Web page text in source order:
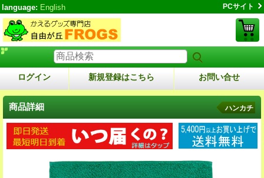
language: English PCサイト
ログイン 新規登録はこちら お問い合せ
商品詳細 ハンカチ